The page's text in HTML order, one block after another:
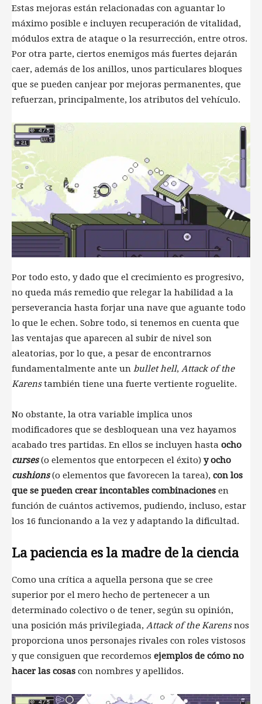
Estas mejoras están relacionadas con aguantar lo
máximo posible e incluyen recuperación de vitalidad,
módulos extra de ataque o la resurrección, entre otros.
Por otra parte, ciertos enemigos más fuertes dejarán
caer, además de los anillos, unos particulares bloques
que se pueden canjear por mejoras permanentes, que
refuerzan, principalmente, los atributos del vehículo.
Por todo esto, y dado que el crecimiento es progresivo,
no queda más remedio que relegar la habilidad a la
perseverancia hasta forjar una nave que aguante todo
lo que le echen. Sobre todo, si tenemos en cuenta que
las ventajas que aparecen al subir de nivel son
aleatorias, por lo que, a pesar de encontrarnos
fundamentalmente ante un bullet hell, Attack of the
Karenstambién tiene una fuerte vertiente roguelite.
No obstante, la otra variable implica unos
modificadores que se desbloquean una vez hayamos
acabado tres partidas. En ellos se incluyen hasta ocho
curses (o elementos que entorpecen el éxito) y ocho
cushions (o elementos que favorecen la tarea), con los
que se pueden crear incontables combinaciones en
función de cuántos activemos, pudiendo, incluso, estar
los 16 funcionando a la vez y adaptando la dificultad.
La paciencia es la madre de la ciencia
Como una crítica a aquella persona que se cree
superior por el mero hecho de pertenecer a un
determinado colectivo o de tener, según su opinión,
una posición más privilegiada, Attack of the Karensnos
proporciona unos personajes rivales con roles vistosos
y que consiguen que recordemos ejemplos de cómo no
hacer las cosas con nombres y apellidos.